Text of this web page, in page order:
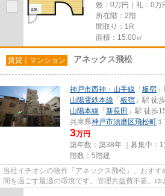
敷：0万円｜礼：0万
所在階：2階
間取り：1R
面積：15.00㎡
賃貸｜マンション アネックス飛松
神戸市西神・山手線 「 板宿
山陽電鉄本線 「 板宿 」駅 徒
山陽本線 「 新長田 」駅 徒歩
兵庫県神戸市須磨区飛松町
3万円
築年数：築38年 ｜募集中：
階数：5階建
当社イチオシの物件「アネックス飛松」、おす
間を過ごす最適の環境です。管理共益費不要。